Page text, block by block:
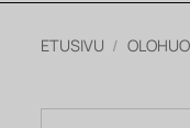
ETUSIVU /